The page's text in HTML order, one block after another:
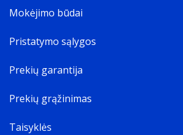
Mokėjimo būdai
Pristatymo sąlygos
Prekių garantija
Prekių grąžinimas
Taisyklės